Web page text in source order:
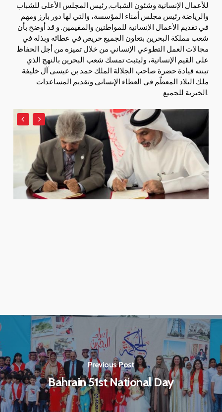
للأعمال الإنسانية وشئون الشباب, رئيس المجلس الأعلى للشباب
والرياضة رئيس مجلس أمناء المؤسسة، والتي لها دور بارز ومهم
في تقديم الأعمال الإنسانية للمواطنين والمقيمين. و قد أوضح بأن
شعب مملكة البحرين بتعاون الجميع حريص في عطائه وبذله في
مجالات العمل التطوعي الإنساني من خلال تميزه من أجل الحفاظ
على القيم الإنسانية، وليثبت تمسك شعب البحرين بالنهج الذي
تبنته قيادة حضرة صاحب الجلالة الملك حمد بن عيسى آل خليفة
ملك البلاد المعظّم في العطاء الإنساني وتقديم المساعدات
الخيرية للجميع.
Previous Post
Bahrain 51st National Day